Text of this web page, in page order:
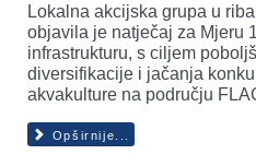
Lokalna akcijska grupa u
objavila je natječaj za Mjeru
infrastrukturu, s ciljem
diversifikacije i jačanja
akvakulture na području
Opširnije...